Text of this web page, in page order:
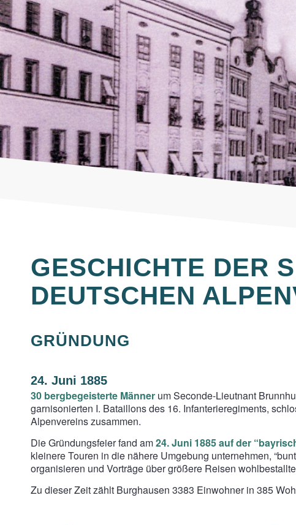
GESCHICHTE DER
DEUTSCHEN
GRÜNDUNG
24. Juni 1885
30 bergbegeisterte Männer um Seconde-Lieutnant
garnisonierten I. Bataillons des 16. Infanterieregiments,
Alpenvereins zusammen.
Die Gründungsfeier fand am24. Juni 1885 auf der
kleinere Touren in die nähere Umgebung unternehmen,
organisieren und Vorträge über größere Reisen
Zu dieser Zeit zählt Burghausen 3383 Einwohner in 385